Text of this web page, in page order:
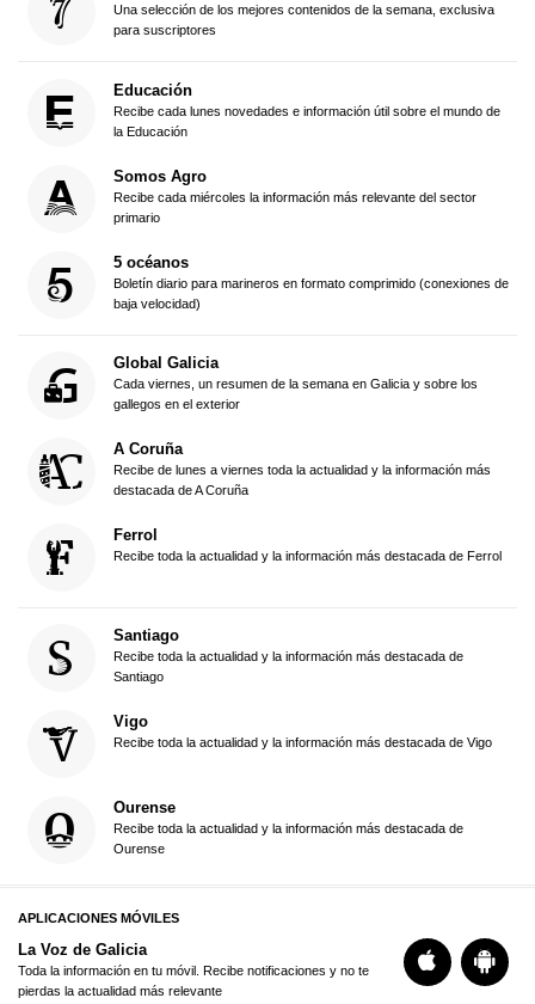
Una selección de los mejores contenidos de la semana, exclusiva
para suscriptores
Educación
Recibe cada lunes novedades e información útil sobre el mundo de
la Educación
Somos Agro
Recibe cada miércoles la información más relevante del sector
primario
5 océanos
Boletín diario para marineros en formato comprimido (conexiones de
baja velocidad)
Global Galicia
Cada viernes, un resumen de la semana en Galicia y sobre los
gallegos en el exterior
A Coruña
Recibe de lunes a viernes toda la actualidad y la información más
destacada de A Coruña
Ferrol
Recibe toda la actualidad y la información más destacada de Ferrol
Santiago
Recibe toda la actualidad y la información más destacada de
Santiago
Vigo
Recibe toda la actualidad y la información más destacada de Vigo
Ourense
Recibe toda la actualidad y la información más destacada de
Ourense
APLICACIONES MÓVILES
La Voz de Galicia
Toda la información en tu móvil. Recibe notificaciones y no te
pierdas la actualidad más relevante